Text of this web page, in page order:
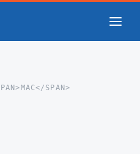
SPAN>